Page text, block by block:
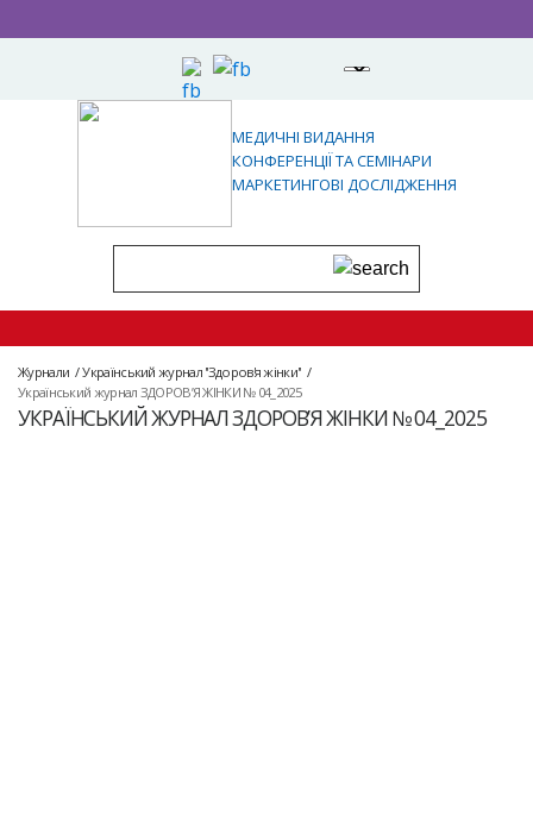
МЕДИЧНІ ВИДАННЯ
КОНФЕРЕНЦІЇ ТА СЕМІНАРИ
МАРКЕТИНГОВІ ДОСЛІДЖЕННЯ
Журнали
Український журнал ''Здоров'я жінки''
Український журнал ЗДОРОВ’Я ЖІНКИ № 04_2025
УКРАЇНСЬКИЙ ЖУРНАЛ ЗДОРОВ’Я ЖІНКИ № 04_2025